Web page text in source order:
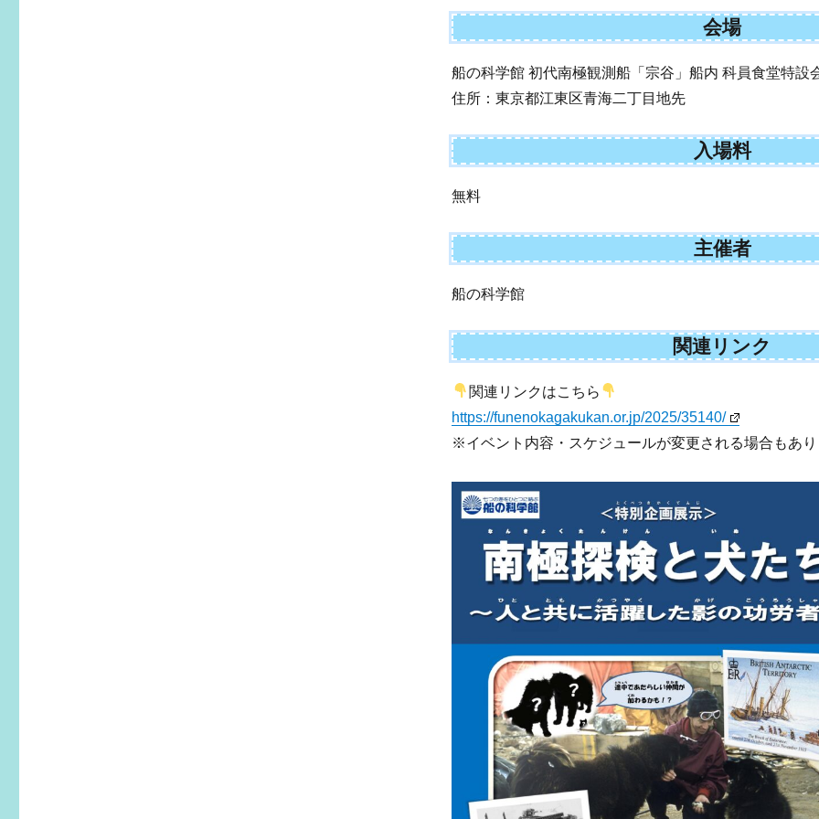
会場
船の科学館 初代南極観測船「宗谷」船内 科員食堂特設
住所：東京都江東区青海二丁目地先
入場料
無料
主催者
船の科学館
関連リンク
関連リンクはこちら
https://funenokagakukan.or.jp/2025/35140/
※イベント内容・スケジュールが変更される場合もあ